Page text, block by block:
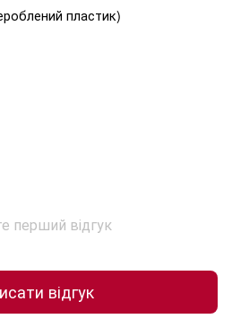
пластик)
перший відгук
відгук